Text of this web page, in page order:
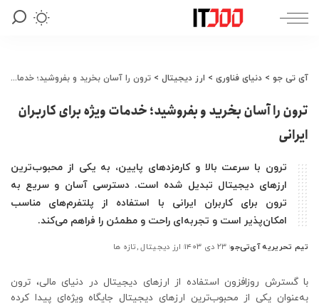
آی تی جو > دنیای فناوری > ارز دیجیتال > ترون را آسان بخرید و بفروشید؛ خدمات ویژه برای کاربران ایرانی
ترون را آسان بخرید و بفروشید؛ خدمات ویژه برای کاربران
ایرانی
ترون با سرعت بالا و کارمزدهای پایین، به یکی از محبوب‌ترین
ارزهای دیجیتال تبدیل شده است. دسترسی آسان و سریع به
ترون برای کاربران ایرانی با استفاده از پلتفرم‌های مناسب
امکان‌پذیر است و تجربه‌ای راحت و مطمئن را فراهم می‌کند.
ارسال
توسط
تیم تحریریه آی‌تی‌جو ۲۳ دی ۱۴۰۳ ارز دیجیتال تازه ها
با گسترش روزافزون استفاده از ارزهای دیجیتال در دنیای مالی، ترون
به‌عنوان یکی از محبوب‌ترین ارزهای دیجیتال جایگاه ویژه‌ای پیدا کرده